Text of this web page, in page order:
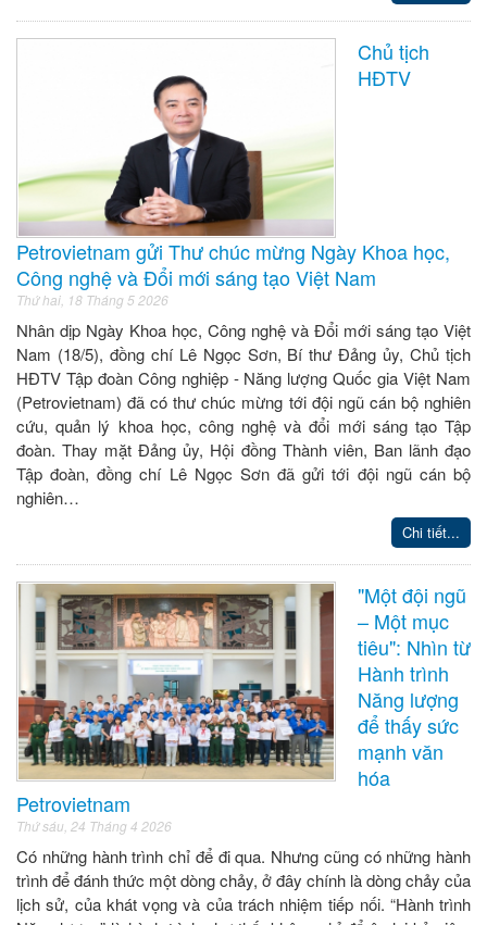
Chủ tịch
HĐTV
Petrovietnam gửi Thư chúc mừng Ngày Khoa học,
Công nghệ và Đổi mới sáng tạo Việt Nam
Thứ hai, 18 Tháng 5 2026
Nhân dịp Ngày Khoa học, Công nghệ và Đổi mới sáng tạo Việt
Nam (18/5), đồng chí Lê Ngọc Sơn, Bí thư Đảng ủy, Chủ tịch
HĐTV Tập đoàn Công nghiệp - Năng lượng Quốc gia Việt Nam
(Petrovietnam) đã có thư chúc mừng tới đội ngũ cán bộ nghiên
cứu, quản lý khoa học, công nghệ và đổi mới sáng tạo Tập
đoàn. Thay mặt Đảng ủy, Hội đồng Thành viên, Ban lãnh đạo
Tập đoàn, đồng chí Lê Ngọc Sơn đã gửi tới đội ngũ cán bộ
nghiên…
Chi tiết...
"Một đội ngũ
– Một mục
tiêu": Nhìn từ
Hành trình
Năng lượng
để thấy sức
mạnh văn
hóa
Petrovietnam
Thứ sáu, 24 Tháng 4 2026
Có những hành trình chỉ để đi qua. Nhưng cũng có những hành
trình để đánh thức một dòng chảy, ở đây chính là dòng chảy của
lịch sử, của khát vọng và của trách nhiệm tiếp nối. “Hành trình